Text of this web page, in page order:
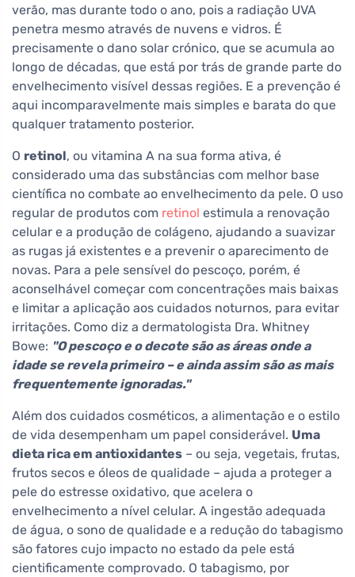
verão, mas durante todo o ano, pois a radiação UVA
penetra mesmo através de nuvens e vidros. É
precisamente o dano solar crónico, que se acumula ao
longo de décadas, que está por trás de grande parte do
envelhecimento visível dessas regiões. E a prevenção é
aqui incomparavelmente mais simples e barata do que
qualquer tratamento posterior.
O retinol, ou vitamina A na sua forma ativa, é
considerado uma das substâncias com melhor base
científica no combate ao envelhecimento da pele. O uso
regular de produtos com retinol estimula a renovação
celular e a produção de colágeno, ajudando a suavizar
as rugas já existentes e a prevenir o aparecimento de
novas. Para a pele sensível do pescoço, porém, é
aconselhável começar com concentrações mais baixas
e limitar a aplicação aos cuidados noturnos, para evitar
irritações. Como diz a dermatologista Dra. Whitney
Bowe: "O pescoço e o decote são as áreas onde a
idade se revela primeiro – e ainda assim são as mais
frequentemente ignoradas."
Além dos cuidados cosméticos, a alimentação e o estilo
de vida desempenham um papel considerável. Uma
dieta rica em antioxidantes – ou seja, vegetais, frutas,
frutos secos e óleos de qualidade – ajuda a proteger a
pele do estresse oxidativo, que acelera o
envelhecimento a nível celular. A ingestão adequada
de água, o sono de qualidade e a redução do tabagismo
são fatores cujo impacto no estado da pele está
cientificamente comprovado. O tabagismo, por